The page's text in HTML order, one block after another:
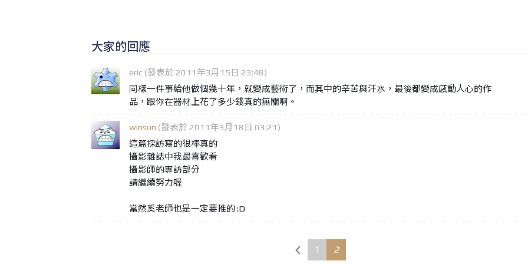
大家的回應
eric (發表於 2011年3月15日 23:48)
同樣一件事給他做個幾十年，就變成藝術了，而其中的辛苦與汗水，最後都變成感動人心的作
品，跟你在器材上花了多少錢真的無關啊。
winsun (發表於 2011年3月18日 03:21)
這篇採訪寫的很棒真的
攝影雜誌中我最喜歡看
攝影師的專訪部分
請繼續努力喔
當然奚老師也是一定要推的 :D
1 2